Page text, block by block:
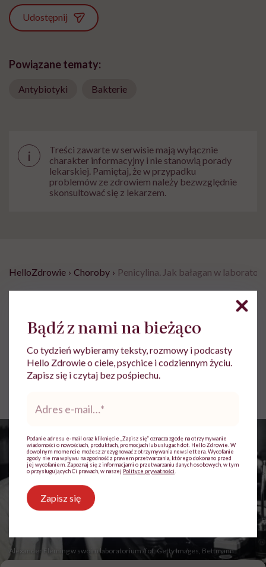
Udostępnij
Powiązane tematy:
Antybiotyki Bakterie
i
Treści zawarte w serwisie mają wyłącznie
charakter informacyjny i nie stanowią porady
lekarskiej. Pamiętaj, że w przypadku
problemów ze zdrowiem należy bezwzględnie
skonsultować się z lekarzem.
HelloZdrowie › Choroby › Penicylina. Jak bałagan w
laboratorium uratował miliony
ludzi
Jolanta Pawnik
Alexander Fleming w swoim laboratorium /fot. Getty Images, Bettmann
Bądź z nami na bieżąco
Co tydzień wybieramy teksty, rozmowy i podcasty
Hello Zdrowie o ciele, psychice i codziennym życiu.
Zapisz się i czytaj bez pośpiechu.
*
Podanie adresu e-mail oraz kliknięcie „Zapisz się” oznacza zgodę na otrzymywanie
wiadomości o nowościach, produktach, promocjach lub usługach dot. Hello Zdrowie. W
dowolnym momencie możesz zrezygnować z otrzymywania newslettera. Wycofanie
zgody nie ma wpływu na zgodność z prawem przetwarzania, którego dokonano przed
jej wycofaniem. Zapoznaj się z informacjami o przetwarzaniu danych osobowych, w tym
o przysługujących Ci prawach, w naszej Polityce prywatności
Zapisz się